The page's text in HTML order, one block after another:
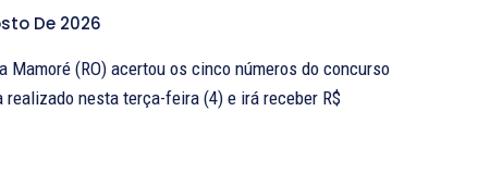
De 2026
Mamoré (RO) acertou os cinco números do concurso
realizado nesta terça-feira (4) e irá receber R$